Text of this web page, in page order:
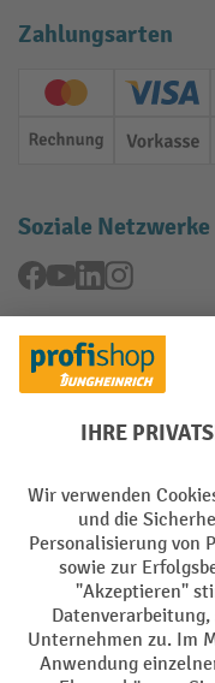
Zahlungsarten
Creditcard
Rechnung
Soziale Netzwerke
Facebook
YouTubeLinkedInInstagram
Rücknahme-
Elektrogeräte
Batterie Rückname
AGB Impressum